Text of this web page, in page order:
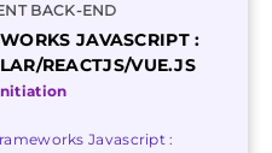
BACK-END
JAVASCRIPT :
REACTJS/VUE.JS
Javascript :